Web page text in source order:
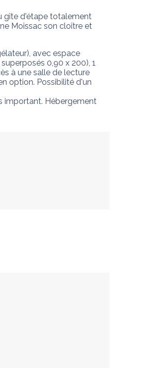
gîte d'étape totalement
Moissac son cloître et
avec espace
0,90 x 200), 1
à une salle de lecture
option. Possibilité d'un
important. Hébergement